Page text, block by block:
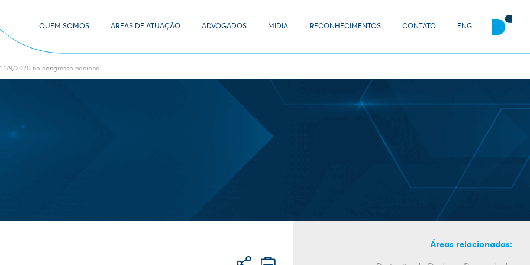
QUEM SOMOS ÁREAS DE ATUAÇÃO ADVOGADOS MÍDIA RECONHECIMENTOS CONTATO ENG
2020 no congresso nacional
Áreas relacionadas: